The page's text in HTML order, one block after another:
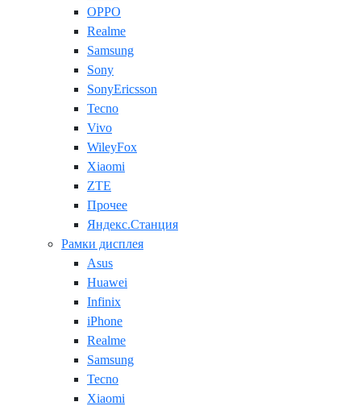
OPPO
Realme
Samsung
Sony
SonyEricsson
Tecno
Vivo
WileyFox
Xiaomi
ZTE
Прочее
Яндекс.Станция
Рамки дисплея
Asus
Huawei
Infinix
iPhone
Realme
Samsung
Tecno
Xiaomi